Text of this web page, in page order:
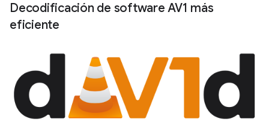
Decodificación de software AV1 más
eficiente